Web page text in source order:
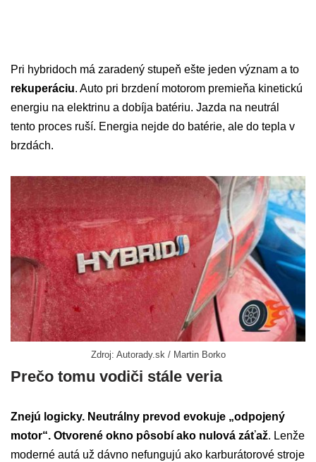
Pri hybridoch má zaradený stupeň ešte jeden význam a to
rekuperáciu. Auto pri brzdení motorom premieňa kinetickú
energiu na elektrinu a dobíja batériu. Jazda na neutrál
tento proces ruší. Energia nejde do batérie, ale do tepla v
brzdách.
Zdroj: Autorady.sk / Martin Borko
Prečo tomu vodiči stále veria
Znejú logicky. Neutrálny prevod evokuje „odpojený
motor“. Otvorené okno pôsobí ako nulová záťaž. Lenže
moderné autá už dávno nefungujú ako karburátorové stroje